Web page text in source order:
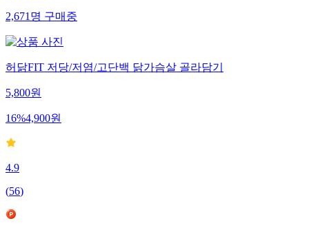
2,671명구매중
허닭FIT 저당/저염/고단백 닭가슴살 골라담기
5,800원
16%4,900원
4.9
(56)